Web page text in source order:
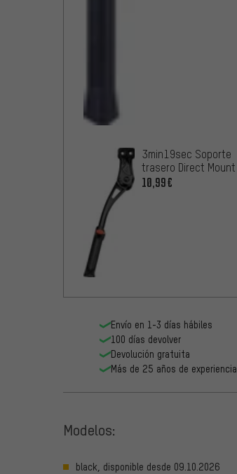
3min19sec Soporte
trasero Direct Mount
10,99€
Envío en 1-3 días hábiles
100 días devolver
Devolución gratuita
Más de 25 años de experiencia
Modelos:
black, disponible desde 09.10.2026